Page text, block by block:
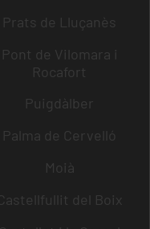
Prats de Lluçanès
Pont de Vilomara i
Rocafort
Puigdàlber
Palma de Cervelló
Moià
Castellfullit del Boix